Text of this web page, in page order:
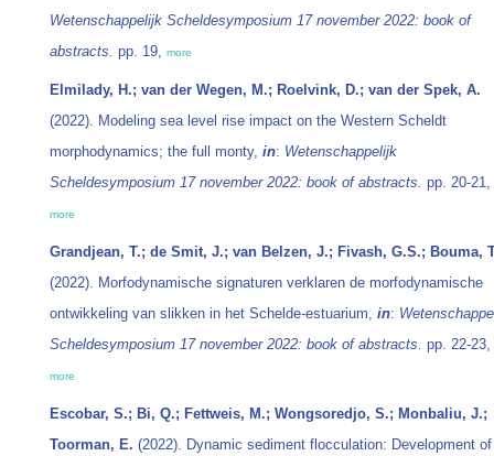
Wetenschappelijk Scheldesymposium 17 november 2022: book of
abstracts. pp. 19, more
Elmilady, H.; van der Wegen, M.; Roelvink, D.; van der Spek, A.
(2022). Modeling sea level rise impact on the Western Scheldt
morphodynamics; the full monty, in: Wetenschappelijk
Scheldesymposium 17 november 2022: book of abstracts. pp. 20-21,
more
Grandjean, T.; de Smit, J.; van Belzen, J.; Fivash, G.S.; Bouma,
(2022). Morfodynamische signaturen verklaren de morfodynamische
ontwikkeling van slikken in het Schelde-estuarium, in:
Scheldesymposium 17 november 2022: book of abstracts. pp. 22-23,
more
Escobar, S.; Bi, Q.; Fettweis, M.; Wongsoredjo, S.; Monbaliu, J.;
Toorman, E. (2022). Dynamic sediment flocculation: Development